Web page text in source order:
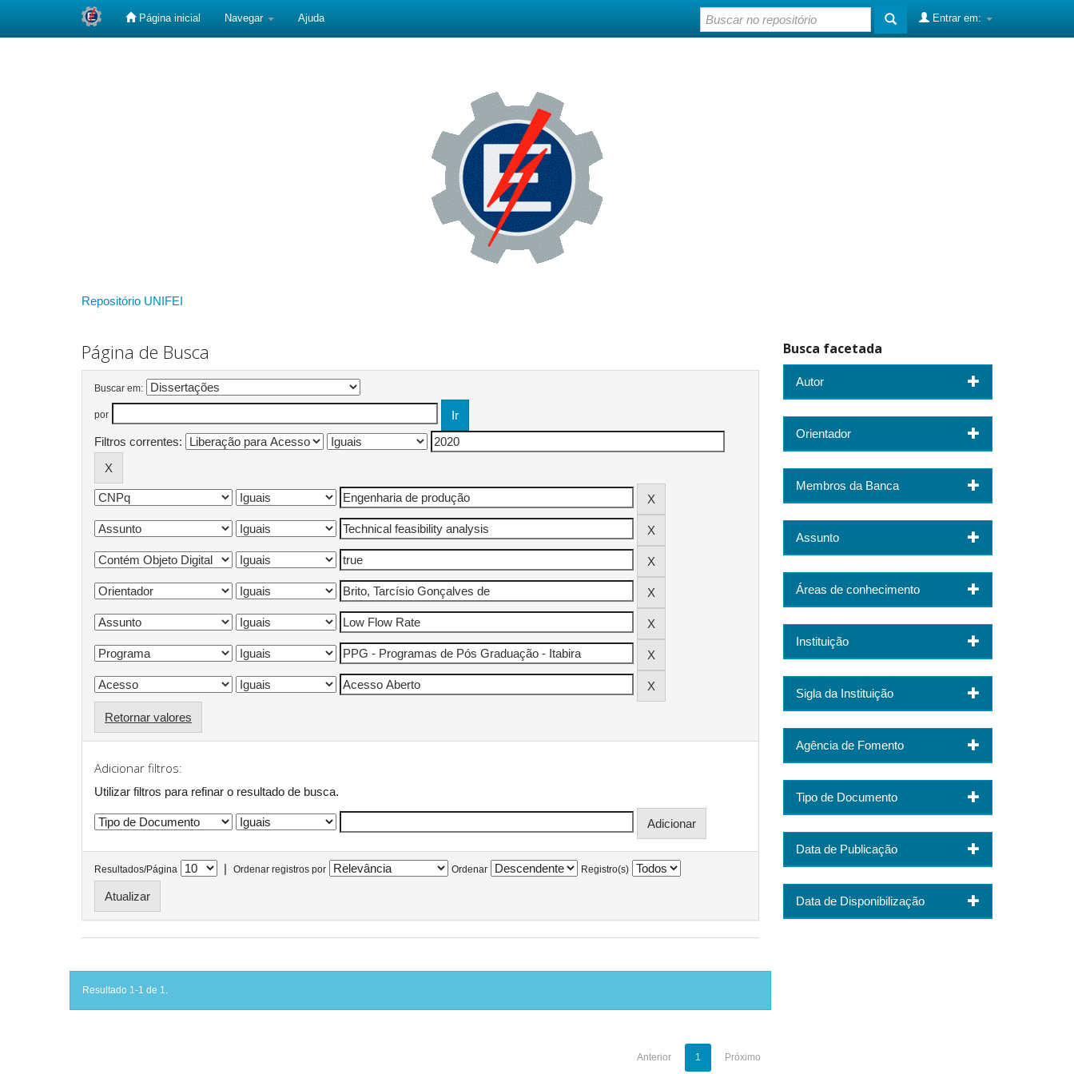
Página inicial Navegar Ajuda Entrar em:
Repositório UNIFEI
Página de Busca
Buscar em:
por
Filtros correntes:
Retornar valores
Adicionar filtros:
Utilizar filtros para refinar o resultado de busca.
Resultados/Página | Ordenar registros por Ordenar Registro(s)
Resultado 1-1 de 1.
Anterior 1 Próximo
Busca facetada
Autor
Orientador
Membros da Banca
Assunto
Áreas de conhecimento
Instituição
Sigla da Instituição
Agência de Fomento
Tipo de Documento
Data de Publicação
Data de Disponibilização